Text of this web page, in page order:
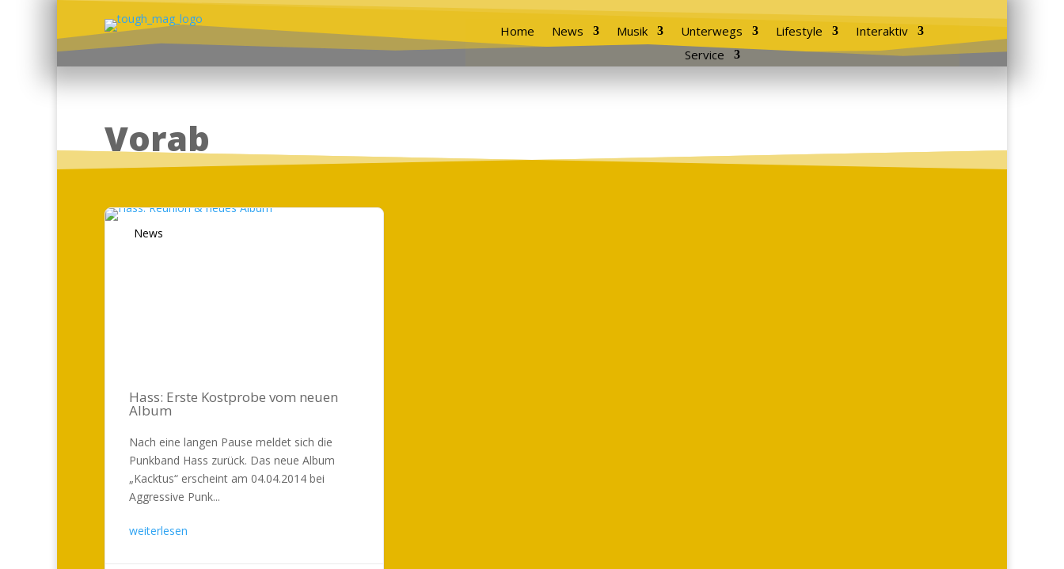
Home News Musik Unterwegs Lifestyle
Interaktiv
Service
Vorab
News
Hass: Erste Kostprobe vom neuen
Album
Nach eine langen Pause meldet sich die
Punkband Hass zurück. Das neue Album
„Kacktus“ erscheint am 04.04.2014 bei
Aggressive Punk...
weiterlesen